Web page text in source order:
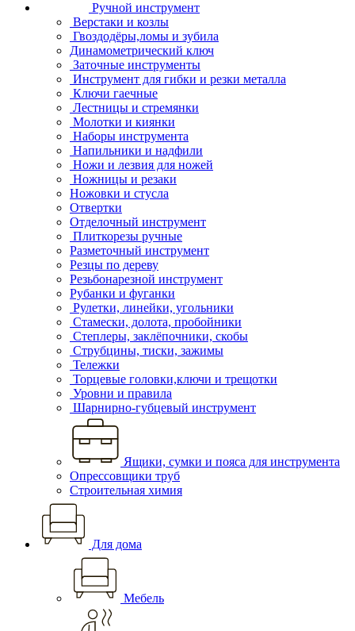
Ручной инструмент
Верстаки и козлы
Гвоздодёры,ломы и зубила
Динамометрический ключ
Заточные инструменты
Инструмент для гибки и резки металла
Ключи гаечные
Лестницы и стремянки
Молотки и киянки
Наборы инструмента
Напильники и надфили
Ножи и лезвия для ножей
Ножницы и резаки
Ножовки и стусла
Отвертки
Отделочный инструмент
Плиткорезы ручные
Разметочный инструмент
Резцы по дереву
Резьбонарезной инструмент
Рубанки и фуганки
Рулетки, линейки, угольники
Стамески, долота, пробойники
Степлеры, заклёпочники, скобы
Струбцины, тиски, зажимы
Тележки
Торцевые головки,ключи и трещотки
Уровни и правила
Шарнирно-губцевый инструмент
Ящики, сумки и пояса для инструмента
Опрессовщики труб
Строительная химия
Для дома
Мебель